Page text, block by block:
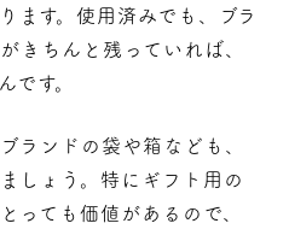
ます。使用済みでも、ブラ
きちんと残っていれば、
です。
ランドの袋や箱なども、
しょう。特にギフト用の
っても価値があるので、